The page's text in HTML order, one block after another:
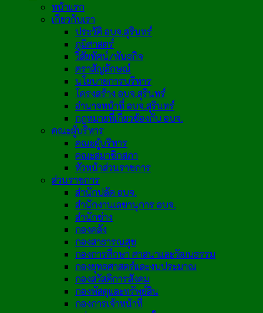
หน้าแรก
เกี่ยวกับเรา
ประวัติ อบจ.สุรินทร์
ภูมิศาสตร์
วิสัยทัศน์/พันธกิจ
ตราสัญลักษณ์
นโยบายการบริหาร
โครงสร้าง อบจ.สุรินทร์
อำนาจหน้าที่ อบจ.สุรินทร์
กฎหมายที่เกี่ยวข้องกับ อบจ.
คณะผู้บริหาร
คณะผู้บริหาร
คณะสมาชิกสภา
หัวหน้าส่วนราชการ
ส่วนราชการ
สำนักปลัด อบจ.
สำนักงานเลขานุการ อบจ.
สำนักช่าง
กองคลัง
กองสาธารณสุข
กองการศึกษา ศาสนาและวัฒนธรรม
กองยุทธศาสตร์และงบประมาณ
กองสวัสดิการสังคม
กองพัสดุและทรัพย์สิน
กองการเจ้าหน้าที่